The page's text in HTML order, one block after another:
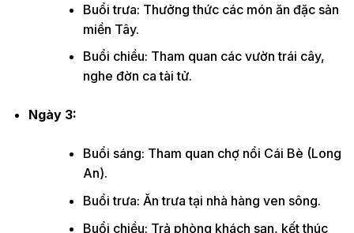
Buổi trưa: Thưởng thức các món ăn đặc sản
miền Tây.
Buổi chiều: Tham quan các vườn trái cây,
nghe đờn ca tài tử.
Ngày 3:
Buổi sáng: Tham quan chợ nổi Cái Bè (Long
An).
Buổi trưa: Ăn trưa tại nhà hàng ven sông.
Buổi chiều: Trả phòng khách sạn, kết thúc